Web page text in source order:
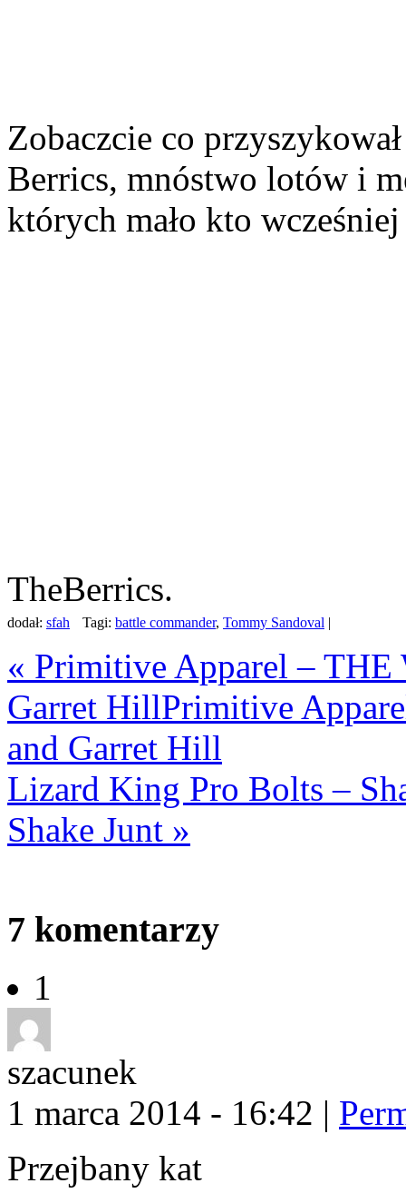
Zobaczcie co
Berrics, mnóstwo lotów i
których mało kto wcześniej
TheBerrics.
dodał: sfah Tagi: battle commander, Tommy Sandoval |
« Primitive Apparel – THE
Garret HillPrimitive
and Garret Hill
Lizard King Pro Bolts –
Shake Junt »
7 komentarzy
1
szacunek
1 marca 2014 - 16:42 |
Przejbany kat